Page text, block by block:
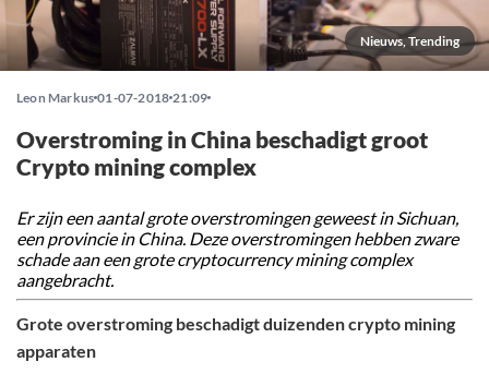
Nieuws, Trending
Leon Markus 01-07-2018 21:09
Overstroming in China beschadigt groot
Crypto mining complex
Er zijn een aantal grote overstromingen geweest in Sichuan,
een provincie in China. Deze overstromingen hebben zware
schade aan een grote cryptocurrency mining complex
aangebracht.
Grote overstroming beschadigt duizenden crypto mining
apparaten